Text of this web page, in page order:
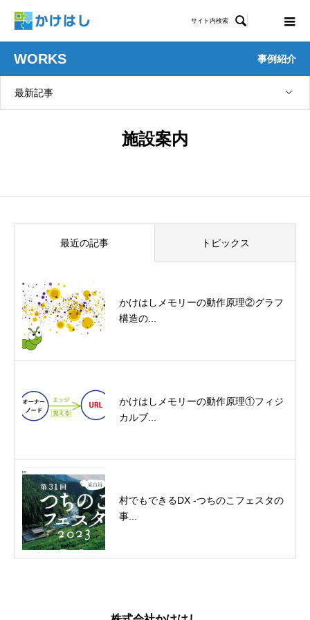
サイト内検索 
WORKS 事例紹介
最新記事
施設案内
最近の記事 トピックス
かけはしメモリーの動作原理②グラフ
構造の...
かけはしメモリーの動作原理①フィジ
カルブ...
村でもできるDX -つちのこフェスタの
事...